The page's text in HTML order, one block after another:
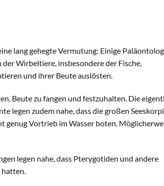
lang gehegte Vermutung: Einige
Wirbeltiere, insbesondere der Fische,
und ihrer Beute auslösten.
Beute zu fangen und festzuhalten. Die
legen zudem nahe, dass die großen
genug Vortrieb im Wasser boten.
legen nahe, dass Pterygotiden und andere
hatten.